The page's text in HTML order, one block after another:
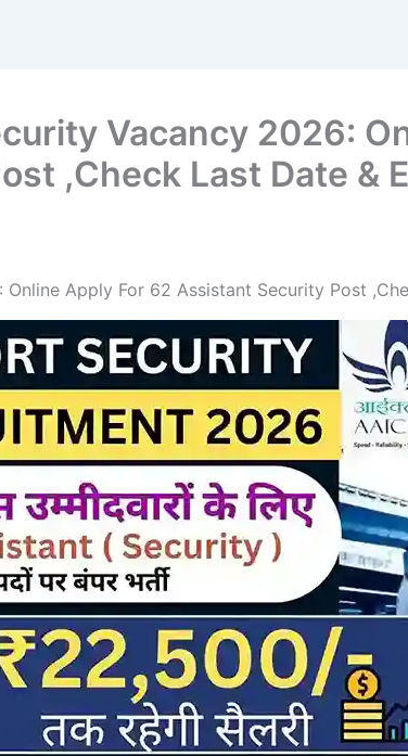
Vacancy 2026:
,Check Last Date &
Apply For 62 Assistant Security Post